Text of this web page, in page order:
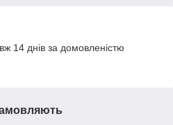
14 днів за домовленістю